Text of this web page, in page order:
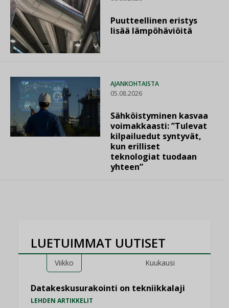
Puutteellinen eristys
lisää lämpöhäviöitä
AJANKOHTAISTA
05.08.2026
Sähköistyminen kasvaa
voimakkaasti: ”Tulevat
kilpailuedut syntyvät,
kun erilliset
teknologiat tuodaan
yhteen”
LUETUIMMAT UUTISET
Viikko Kuukausi
Datakeskusurakointi on tekniikkalaji
LEHDEN ARTIKKELIT